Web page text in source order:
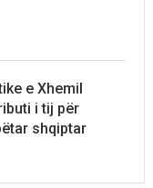
e Xhemil
i tij për
shqiptar